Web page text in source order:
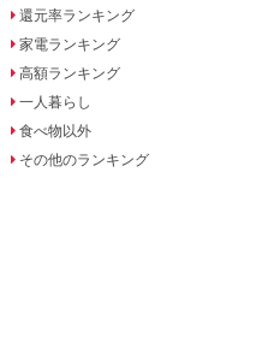
還元率ランキング
家電ランキング
高額ランキング
一人暮らし
食べ物以外
その他のランキング